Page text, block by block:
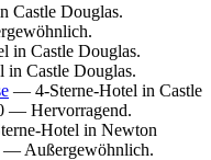
Castle Douglas.
in Castle Douglas.
Castle Douglas.
— 4-Sterne-Hotel in Castle
— Hervorragend.
Hotel in Newton
— Außergewöhnlich.